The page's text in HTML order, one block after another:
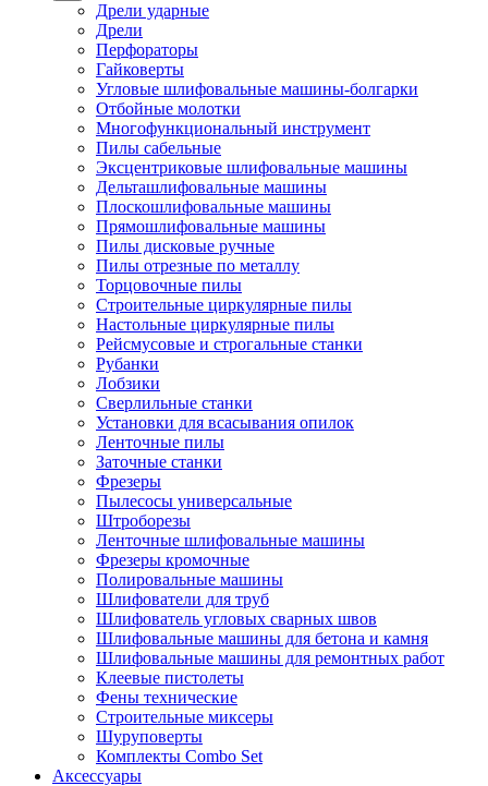
Дрели ударные
Дрели
Перфораторы
Гайковерты
Угловые шлифовальные машины-болгарки
Отбойные молотки
Многофункциональный инструмент
Пилы сабельные
Эксцентриковые шлифовальные машины
Дельташлифовальные машины
Плоскошлифовальные машины
Прямошлифовальные машины
Пилы дисковые ручные
Пилы отрезные по металлу
Торцовочные пилы
Строительные циркулярные пилы
Настольные циркулярные пилы
Рейсмусовые и строгальные станки
Рубанки
Лобзики
Сверлильные станки
Установки для всасывания опилок
Ленточные пилы
Заточные станки
Фрезеры
Пылесосы универсальные
Штроборезы
Ленточные шлифовальные машины
Фрезеры кромочные
Полировальные машины
Шлифователи для труб
Шлифователь угловых сварных швов
Шлифовальные машины для бетона и камня
Шлифовальные машины для ремонтных работ
Клеевые пистолеты
Фены технические
Строительные миксеры
Шуруповерты
Комплекты Combo Set
Аксессуары